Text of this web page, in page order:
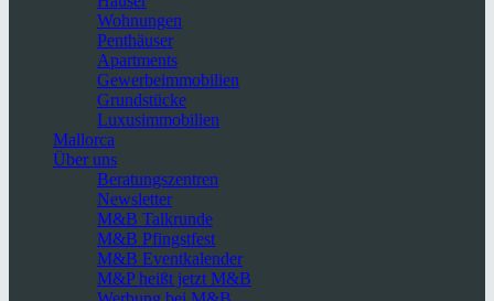
Wohnungen
Penthäuser
Apartments
Gewerbeimmobilien
Grundstücke
Luxusimmobilien
Mallorca
Über uns
Beratungszentren
Newsletter
M&B Talkrunde
M&B Pfingstfest
M&B Eventkalender
M&P heißt jetzt M&B